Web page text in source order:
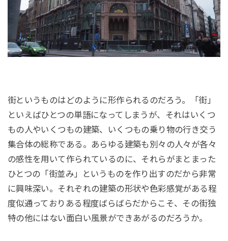
街というものはどのように形作られるのだろう。「街」
といえばひとつの単語になってしまうが、それはいくつ
もの人やいくつもの建築、いくつもの乗り物の行き交う
集合体の総称である。あらゆる建築も別々の人々が各々
の感性を用いて作られているのに、それらがまとまった
ひとつの「街並み」というものを作り出すのだから非常
に興味深い。それぞれの建築の形状や色彩感覚がある程
度似通っておりある程度ばらばらだからこそ、その街独
特の他にはない面白い風景ができあがるのだろうか。